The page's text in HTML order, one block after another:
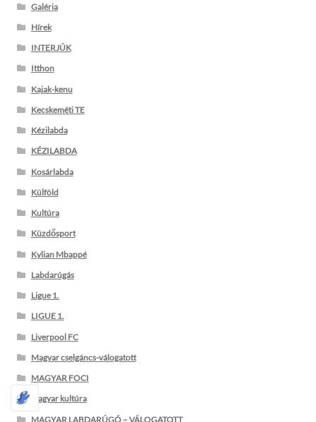
Galéria
Hírek
INTERJÚK
Itthon
Kajak-kenu
Kecskeméti TE
Kézilabda
KÉZILABDA
Kosárlabda
Külföld
Kultúra
Küzdősport
Kylian Mbappé
Labdarúgás
Ligue 1.
LIGUE 1.
Liverpool FC
Magyar cselgáncs-válogatott
MAGYAR FOCI
magyar kultúra
MAGYAR LABDARÚGÓ – VÁLOGATOTT